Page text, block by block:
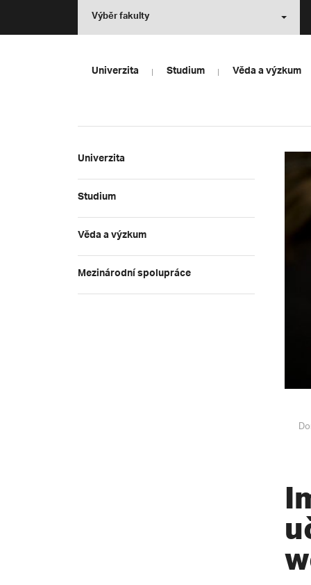
Výběr fakulty
Univerzita Studium Věda a výzkum
Univerzita
Studium
Věda a výzkum
Mezinárodní spolupráce